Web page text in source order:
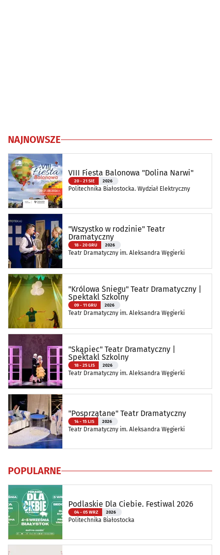
NAJNOWSZE
VIII Fiesta Balonowa "Dolina Narwi"
20 - 21 SIE 2026
Politechnika Białostocka. Wydział Elektryczny
"Wszystko w rodzinie" Teatr
Dramatyczny
18 - 20 GRU 2026
Teatr Dramatyczny im. Aleksandra Węgierki
"Królowa Śniegu" Teatr Dramatyczny |
Spektakl Szkolny
09 - 11 GRU 2026
Teatr Dramatyczny im. Aleksandra Węgierki
"Skąpiec" Teatr Dramatyczny |
Spektakl Szkolny
18 - 25 LIS 2026
Teatr Dramatyczny im. Aleksandra Węgierki
"Posprzątane" Teatr Dramatyczny
14 - 15 LIS 2026
Teatr Dramatyczny im. Aleksandra Węgierki
POPULARNE
Podlaskie Dla Ciebie. Festiwal 2026
04 - 05 WRZ 2026
Politechnika Białostocka